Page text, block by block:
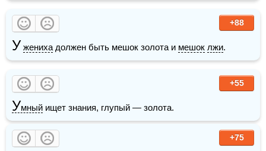
+88
У жениха должен быть мешок золота и мешок лжи.
+55
Умный ищет знания, глупый — золота.
+75